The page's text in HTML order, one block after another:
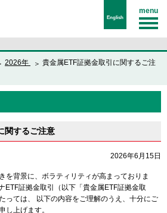
English
2026年
貴金属ETF証拠金取引に関するご注
関するご注意
2026年6月15日
を背景に、ボラティリティが高まっておりま
ETF証拠金取引（以下「貴金属ETF証拠金取
っては、 以下の内容をご理解のうえ、十分にご
し上げます。
menu